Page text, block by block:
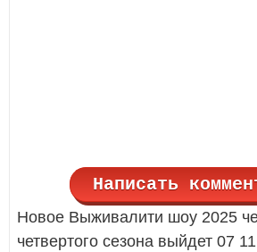
Написать
Новое Выживалити шоу 2025
четвертого сезона выйдет 07